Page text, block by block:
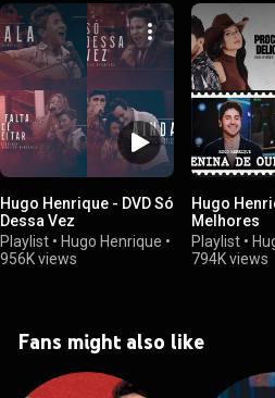
Hugo Henrique - DVD Só
Dessa Vez
Playlist • Hugo Henrique •
956K views
Hugo
Melhores
Playlist •
794K views
Fans might also like